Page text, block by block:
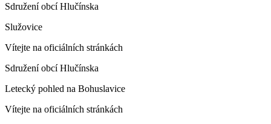
Sdružení obcí Hlučínska
Služovice
Vítejte na oficiálních stránkách
Sdružení obcí Hlučínska
Letecký pohled na Bohuslavice
Vítejte na oficiálních stránkách